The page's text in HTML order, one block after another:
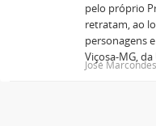
pelo próprio
retratam, ao
personagens
Viçosa-MG,
José